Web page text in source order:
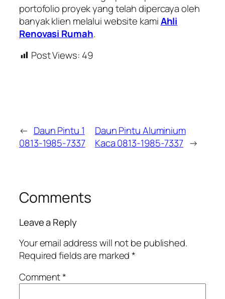
portofolio proyek yang telah dipercaya oleh
banyak klien melalui website kamiAhli
Renovasi Rumah.
Post Views: 49
← Daun Pintu 1
0813-1985-7337
Daun Pintu Aluminium
Kaca 0813-1985-7337 →
Comments
Leave a Reply
Your email address will not be published.
Required fields are marked*
Comment*